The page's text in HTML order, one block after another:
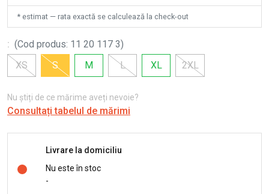
* estimat — rata exactă se calculează la check-out
: (Cod produs: 11 20 117 3)
XS
S M L XL 2XL
Nu știți de ce mărime aveți nevoie?
Consultați tabelul de mărimi
Livrare la domiciliu
Nu este în stoc
-